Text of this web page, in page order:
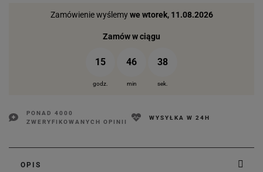
Zamówienie wyślemywe wtorek, 11.08.2026
Zamów w ciągu
15 46 37
godz. min sek.
PONAD 4000
ZWERYFIKOWANYCH OPINII
WYSYŁKA W 24H
OPIS